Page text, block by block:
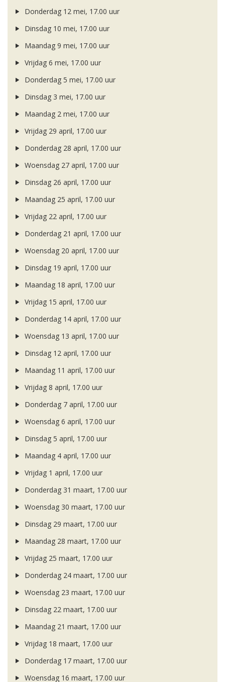
Donderdag 12 mei, 17.00 uur
Dinsdag 10 mei, 17.00 uur
Maandag 9 mei, 17.00 uur
Vrijdag 6 mei, 17.00 uur
Donderdag 5 mei, 17.00 uur
Dinsdag 3 mei, 17.00 uur
Maandag 2 mei, 17.00 uur
Vrijdag 29 april, 17.00 uur
Donderdag 28 april, 17.00 uur
Woensdag 27 april, 17.00 uur
Dinsdag 26 april, 17.00 uur
Maandag 25 april, 17.00 uur
Vrijdag 22 april, 17.00 uur
Donderdag 21 april, 17.00 uur
Woensdag 20 april, 17.00 uur
Dinsdag 19 april, 17.00 uur
Maandag 18 april, 17.00 uur
Vrijdag 15 april, 17.00 uur
Donderdag 14 april, 17.00 uur
Woensdag 13 april, 17.00 uur
Dinsdag 12 april, 17.00 uur
Maandag 11 april, 17.00 uur
Vrijdag 8 april, 17.00 uur
Donderdag 7 april, 17.00 uur
Woensdag 6 april, 17.00 uur
Dinsdag 5 april, 17.00 uur
Maandag 4 april, 17.00 uur
Vrijdag 1 april, 17.00 uur
Donderdag 31 maart, 17.00 uur
Woensdag 30 maart, 17.00 uur
Dinsdag 29 maart, 17.00 uur
Maandag 28 maart, 17.00 uur
Vrijdag 25 maart, 17.00 uur
Donderdag 24 maart, 17.00 uur
Woensdag 23 maart, 17.00 uur
Dinsdag 22 maart, 17.00 uur
Maandag 21 maart, 17.00 uur
Vrijdag 18 maart, 17.00 uur
Donderdag 17 maart, 17.00 uur
Woensdag 16 maart, 17.00 uur